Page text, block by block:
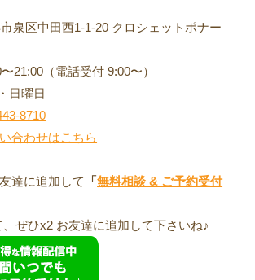
泉区中田西1-1-20 クロシェットポナー
21:00（電話受付 9:00〜）
日曜日
8710
合わせはこちら
達に追加して 「無料相談 & ご予約受付
ぜひx2 お友達に追加して下さいね♪